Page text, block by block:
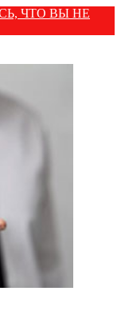
ЧТО ВЫ НЕ